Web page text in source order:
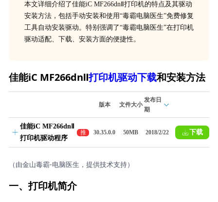
本文详细介绍了佳能iC MF266dnⅡ打印机的特点及其驱动
安装方法，包括手动安装和使用“毒霸电脑医生”免费修复
工具自动安装驱动。特别强调了“毒霸电脑医生”在打印机
驱动适配、下载、安装方面的便捷性。
佳能iC MF266dnⅡ打印机驱动下载和安装方法
版本 文件大小
发布日
期
佳能iC MF266dnⅡ
打印机驱动程序
推
荐
30.35.0.0 50MB 2018/2/22 下载
（由金山毒霸-电脑医生，提供技术支持）
一、打印机简介